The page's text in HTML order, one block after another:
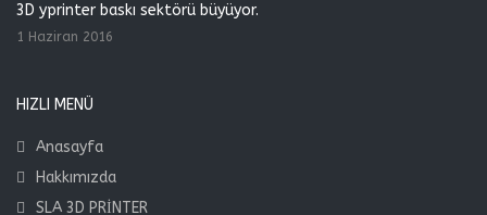
3D yprinter baskı sektörü büyüyor.
1 Haziran 2016
HIZLI MENÜ
Anasayfa
Hakkımızda
SLA 3D PRİNTER